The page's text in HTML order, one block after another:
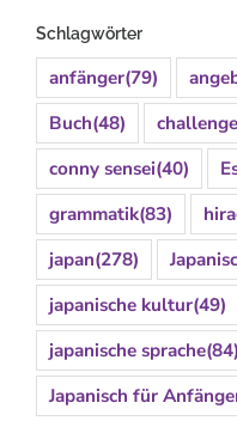
Schlagwörter
anfänger(79)
Buch(48) challenge
conny sensei(40)
grammatik(83)
japan(278)
japanische kultur(49)
japanische sprache(84)
Japanisch für